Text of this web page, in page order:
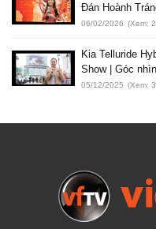
Đán Hoành
06/02/2026 (Xem:
Kia Telluride
Show | Góc
05/12/2025 (Xem: